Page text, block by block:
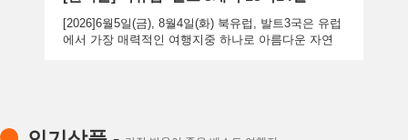
[2026]6월5일(금), 8월4일(화) 북유럽, 발트3국은 유럽
에서 가장 매력적인 여행지중 하나로 아름다운 자연